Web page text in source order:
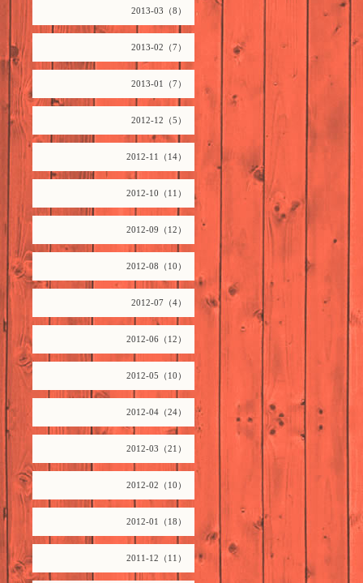
2013-03（8）
2013-02（7）
2013-01（7）
2012-12（5）
2012-11（14）
2012-10（11）
2012-09（12）
2012-08（10）
2012-07（4）
2012-06（12）
2012-05（10）
2012-04（24）
2012-03（21）
2012-02（10）
2012-01（18）
2011-12（11）